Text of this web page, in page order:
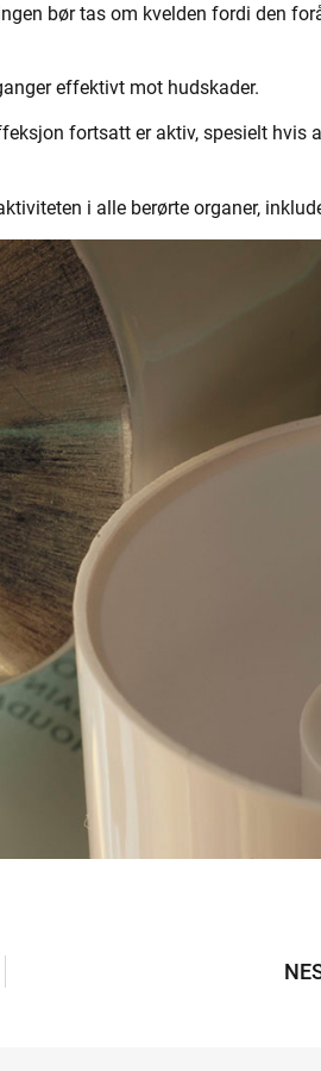
bør tas om kvelden fordi den
effektivt mot hudskader.
fortsatt er aktiv, spesielt hvis
i alle berørte organer,